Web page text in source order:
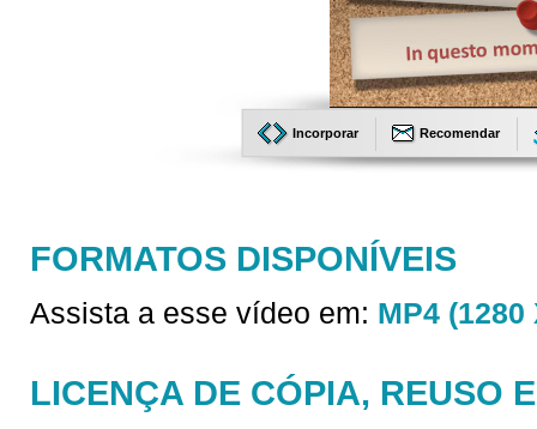
Incorporar Recomendar
FORMATOS DISPONÍVEIS
Assista a esse vídeo em: MP4 (1280
LICENÇA DE CÓPIA, REUSO